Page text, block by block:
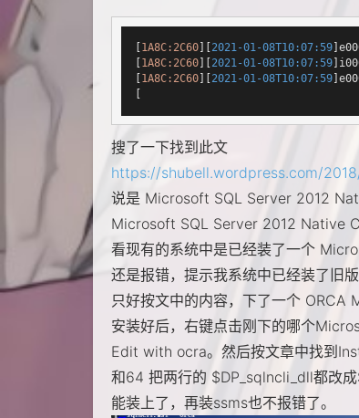
[1A8C:2C60][2021-01-08T10:07:59
[1A8C:2C60][2021-01-08T10:07:59
[1A8C:2C60][2021-01-08T10:07:59
[
搜了一下找到此文
https://shubell.wordpress.com/
说是 Microsoft SQL Server 2012
Microsoft SQL Server 2012 Native
看现有的系统中是已经装了一个
还是报错，提示我系统中已经装了旧版
只好按文中的内容，下了一个 ORCA
安装好后，右键点击刚下的哪个
Edit with ocra。然后按文章中找到
和64 把两行的 $DP_sqlncli_dll都改
能装上了，再装ssms也不报错了。